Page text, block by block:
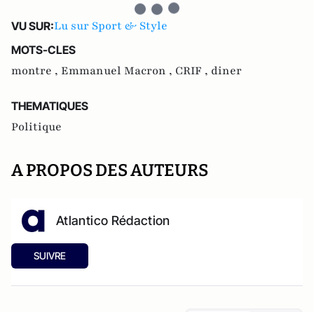
VU SUR:Lu sur Sport & Style
MOTS-CLES
montre , Emmanuel Macron , CRIF , diner
THEMATIQUES
Politique
A PROPOS DES AUTEURS
Atlantico Rédaction
SUIVRE